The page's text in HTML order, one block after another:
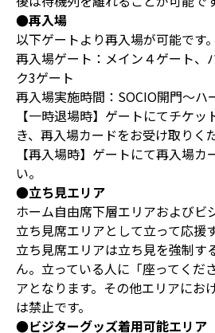
●再入場
以下ゲートより再入場が可能です。
再入場ゲート：メイン４ゲート、
ク3ゲート
再入場実施時間：SOCIO開門～ハ
【一時退場時】ゲートにてチケ
き、再入場カードをお受け取りく
【再入場時】ゲートにて再入場カ
い。
●立ち見エリア
ホーム自由席下層エリアおよびビ
立ち見席エリアとして立って応援
立ち見席エリアは立ち見を強制す
ん。立っている人に「座ってくだ
アとなります。その他エリアにお
は禁止です。
●ビジターグッズ着用可能エリア